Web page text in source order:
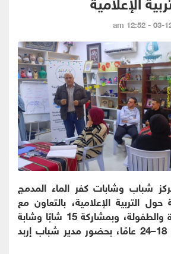
شباب وشابات كفر الماء المدمج
حول التربية الإعلامية، بالتعاون مع
جمعية حماية الأسرة والطفولة، وبمشاركة 15 شابًا وشابة
ضمن الفئة العمرية 18–24 عامًا، بحضور مدير شباب إربد